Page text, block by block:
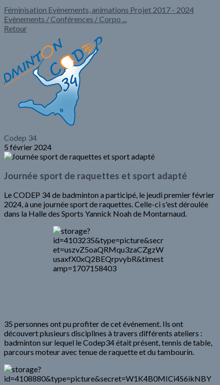
Féminisation Evènements, animations Projet 2017 - 2024
Evènements / Conférences / Corpo ...
Retour
Codep 34
5 février 2024
Journée sport de raquettes et sport adapté
Le CODEP 34 de badminton a participé, le jeudi premier février
2024, à une journée sport de raquettes. Celle-ci s'est déroulée
dans la Halle des Sports Yannick Noah de Montarnaud.
35 personnes ont pu profiter de cet événement. Ils ont
découvert plusieurs disciplines à travers différents ateliers :
badminton sur lequel le Codep34 était présent, tennis de table,
parcours moteur avec tenue de raquette et du tambourin.